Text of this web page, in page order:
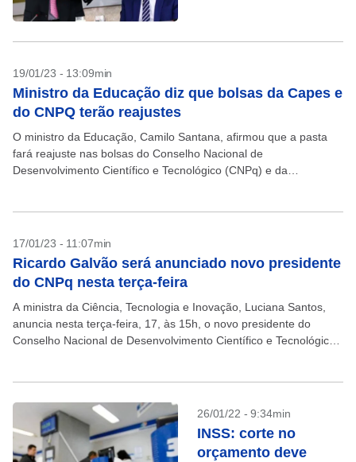
19/01/23 - 13:09min
Ministro da Educação diz que bolsas da Capes e
do CNPQ terão reajustes
O ministro da Educação, Camilo Santana, afirmou que a pasta
fará reajuste nas bolsas do Conselho Nacional de
Desenvolvimento Científico e Tecnológico (CNPq) e da
17/01/23 - 11:07min
Ricardo Galvão será anunciado novo presidente
do CNPq nesta terça-feira
A ministra da Ciência, Tecnologia e Inovação, Luciana Santos,
anuncia nesta terça-feira, 17, às 15h, o novo presidente do
Conselho Nacional de Desenvolvimento Científico e Tecnológico
26/01/22 - 9:34min
INSS: corte no
orçamento deve